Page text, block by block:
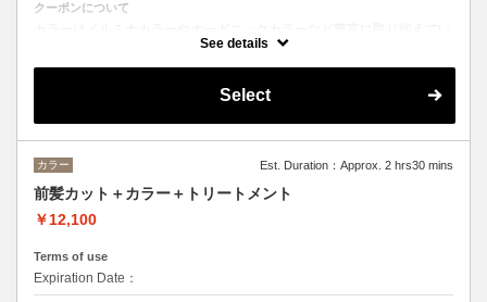
クーポンについて
ます。 デザインによってベストな選択をさせて頂きます。
See details
Select
カラー Est. Duration：Approx. 2 hrs30 mins
前髪カット＋カラー＋トリートメント
￥12,100
Terms of use
Expiration Date：